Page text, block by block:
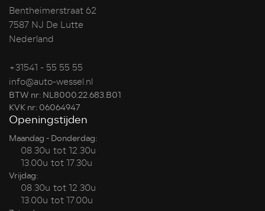
Bentheimerstraat 62
7587 NJ De Lutte
Nederland
+31541 - 55 55 55
info@auto-wessel.nl
BTW nr: NL8000.22.683.B01
KVK nr: 06064947
Openingstijden
Maandag - Donderdag:
08.30u tot 12.30u
13.00u tot 17.30u
Vrijdag:
08.30u tot 12.30u
13.00u tot 17.00u